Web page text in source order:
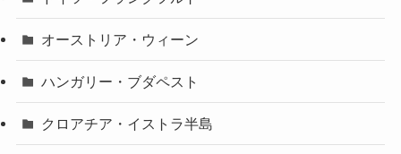
オーストリア・ウィーン
ハンガリー・ブダペスト
クロアチア・イストラ半島